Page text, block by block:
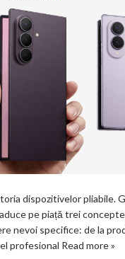
dispozitivelor pliabile.
pe piață trei
nevoi specifice: de la
profesional Read more »